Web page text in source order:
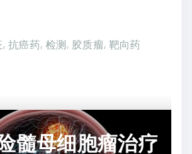
抗癌药 检测 胶质瘤 靶向药
髓母细胞瘤治疗